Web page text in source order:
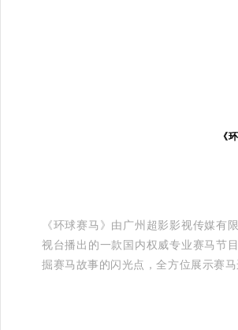
《
《环球赛马》由广州超影影视传媒有
视台播出的一款国内权威专业赛马节
掘赛马故事的闪光点，全方位展示赛马